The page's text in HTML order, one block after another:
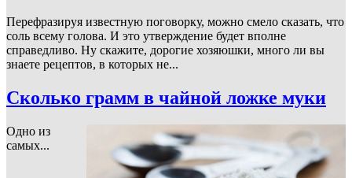
Перефразируя известную поговорку, можно смело сказать, что
соль всему голова. И это утверждение будет вполне
справедливо. Ну скажите, дорогие хозяюшки, много ли вы
знаете рецептов, в которых не...
Сколько грамм в чайной ложке муки
Одно из
самых...